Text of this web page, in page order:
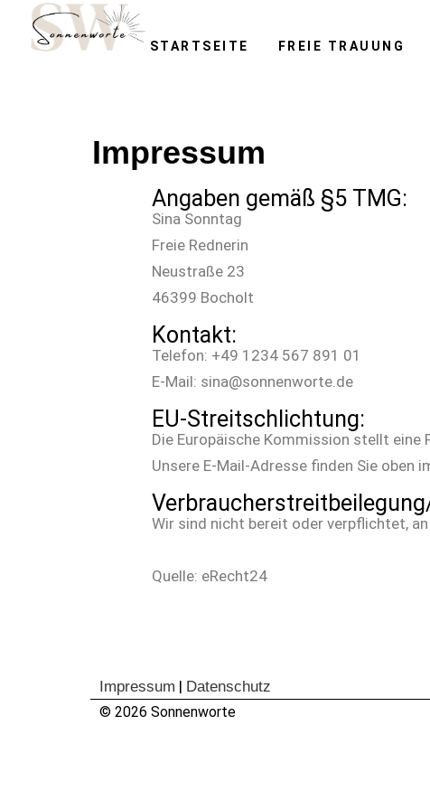
STARTSEITE FREIE TRAUUNG
Impressum
Angaben gemäß §5 TMG:
Sina Sonntag
Freie Rednerin
Neustraße 23
46399 Bocholt
Kontakt:
Telefon: +49 1234 567 891 01
E-Mail: sina@sonnenworte.de
EU-Streitschlichtung:
Die Europäische Kommission stellt
Unsere E-Mail-Adresse finden Sie oben
Wir sind nicht bereit oder verpflichtet,
Quelle: eRecht24
Impressum | Datenschutz
© 2026 Sonnenworte